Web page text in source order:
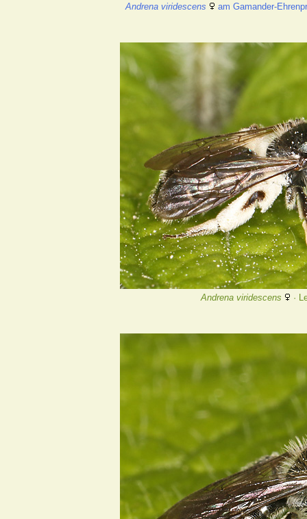
Andrena viridescens am Gamander-
Andrena viridescens ·